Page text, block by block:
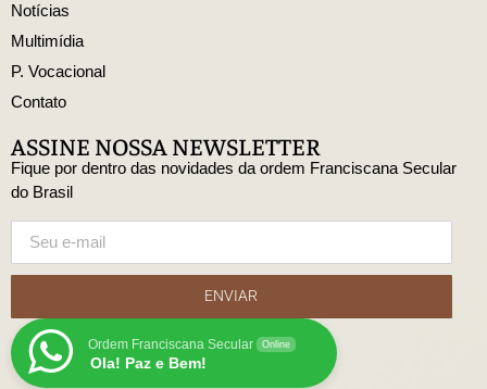
Notícias
Multimídia
P. Vocacional
Contato
ASSINE NOSSA NEWSLETTER
Fique por dentro das novidades da ordem Franciscana Secular
do Brasil
ENVIAR
Ordem Franciscana Secular Online
Ola! Paz e Bem!